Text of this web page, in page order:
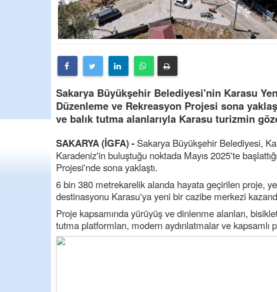
Sakarya Büyükşehir Belediyesi'nin Karasu
Düzenleme ve Rekreasyon Projesi sona
ve balık tutma alanlarıyla Karasu turizmin
SAKARYA (İGFA) - Sakarya Büyükşehir Belediyesi,
Karadeniz'in buluştuğu noktada Mayıs 2025'te
Projesi'nde sona yaklaştı.
6 bin 380 metrekarelik alanda hayata geçirilen proje,
destinasyonu Karasu'ya yeni bir cazibe merkezi
Proje kapsamında yürüyüş ve dinlenme alanları,
tutma platformları, modern aydınlatmalar ve kapsamlı